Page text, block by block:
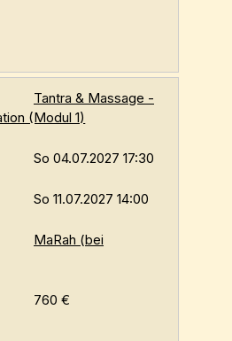
Tantra & Massage -
(Modul 1)
So 04.07.2027 17:30
So 11.07.2027 14:00
MaRah (bei
760 €